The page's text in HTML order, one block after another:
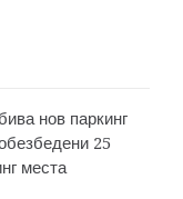
нов паркинг
25
места